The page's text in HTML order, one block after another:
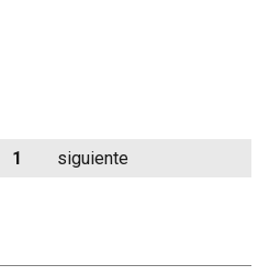
1 siguiente